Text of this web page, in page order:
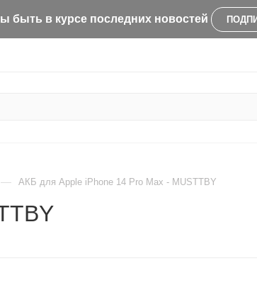
быть в курсе последних новостей
— АКБ для Apple iPhone 14 Pro Max - MUSTTBY